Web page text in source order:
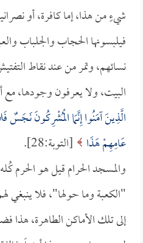
شيءٍ من هذا، إما كافرة، أو
فيلبسونها الحجاب والجلباب
نسائهم، وتمر من عند نقاط
البيت، ولا يعرفون وجودها، مع
الَّذِينَ آمَنُوا إِنَّمَا الْمُشْرِكُونَ نَجَسٌ
عَامِهِمْ هَذَا
[التوبة:28].
والمسجد الحرام قيل هو الحرم
"الكعبة وما حولها"، فلا
إلى تلك الأماكن الطاهرة،